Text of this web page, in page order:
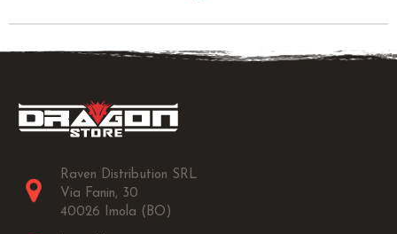
Raven Distribution SRL
Via Fanin, 30
40026 Imola (BO)